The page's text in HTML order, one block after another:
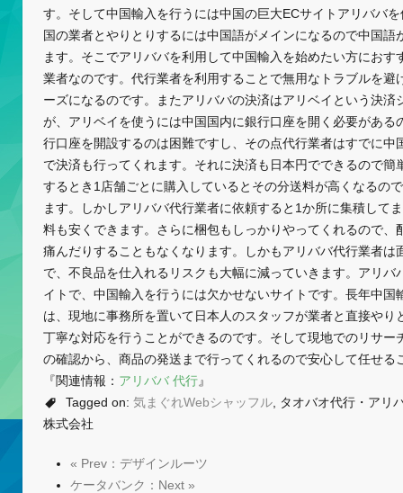
す。そして中国輸入を行うには中国の巨大ECサイトアリババ
国の業者とやりとりするには中国語がメインになるので中国語
ます。そこでアリババを利用して中国輸入を始めたい方におす
業者なのです。代行業者を利用することで無用なトラブルを避
ーズになるのです。またアリババの決済はアリベイという決済
が、アリベイを使うには中国国内に銀行口座を開く必要がある
行口座を開設するのは困難ですし、その点代行業者はすでに中
で決済も行ってくれます。それに決済も日本円でできるので簡
するとき1店舗ごとに購入しているとその分送料が高くなるの
ます。しかしアリババ代行業者に依頼すると1か所に集積して
料も安くできます。さらに梱包もしっかりやってくれるので、
痛んだりすることもなくなります。しかもアリババ代行業者は
で、不良品を仕入れるリスクも大幅に減っていきます。アリバ
イトで、中国輸入を行うには欠かせないサイトです。長年中国
は、現地に事務所を置いて日本人のスタッフが業者と直接やり
丁寧な対応を行うことができるのです。そして現地でのリサー
の確認から、商品の発送まで行ってくれるので安心して任せる
『関連情報： アリババ 代行』
Tagged on: 気まぐれWebシャッフル, タオバオ代行・アリ
株式会社
« Prev：デザインルーツ
ケータバンク：Next »